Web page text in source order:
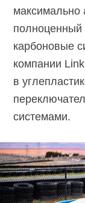
максимально
полноценный
карбоновые
компании
в
системами.